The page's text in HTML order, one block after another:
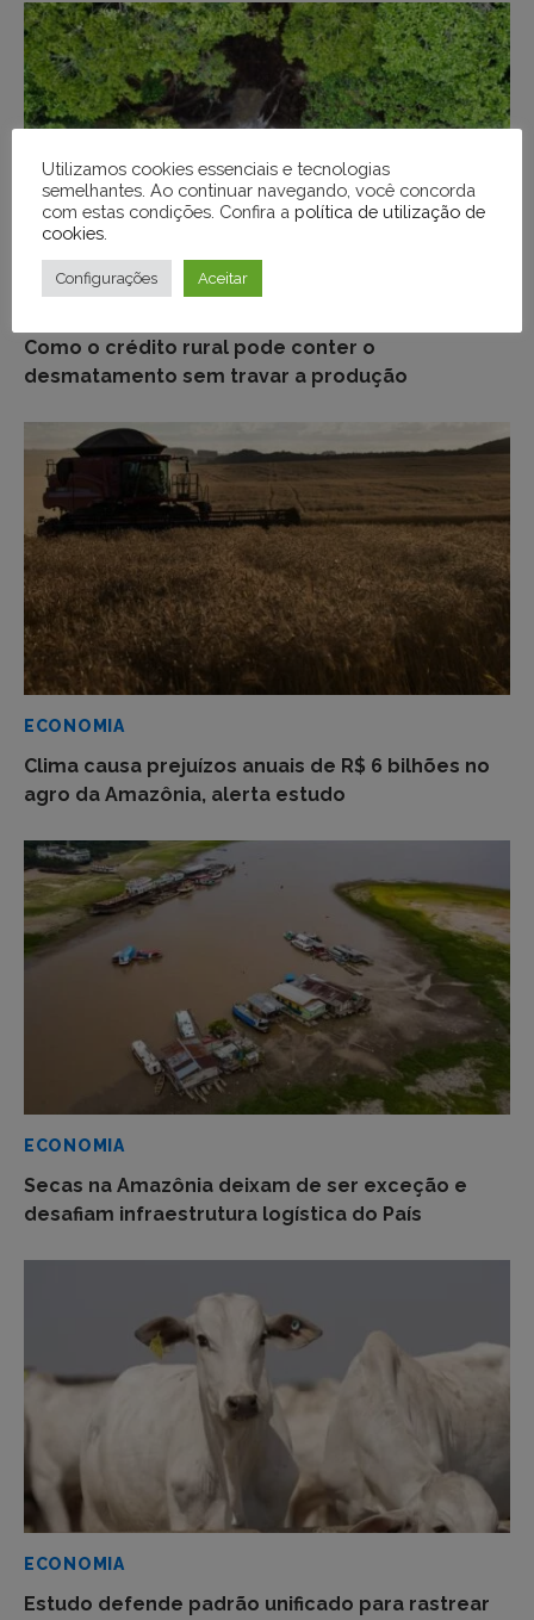
Como o crédito rural pode conter o
desmatamento sem travar a produção
ECONOMIA
Clima causa prejuízos anuais de R$ 6 bilhões no
agro da Amazônia, alerta estudo
ECONOMIA
Secas na Amazônia deixam de ser exceção e
desafiam infraestrutura logística do País
ECONOMIA
Estudo defende padrão unificado para rastrear
Utilizamos cookies essenciais e tecnologias
semelhantes. Ao continuar navegando, você concorda
com estas condições. Confira a política de utilização de
cookies
Configurações Aceitar